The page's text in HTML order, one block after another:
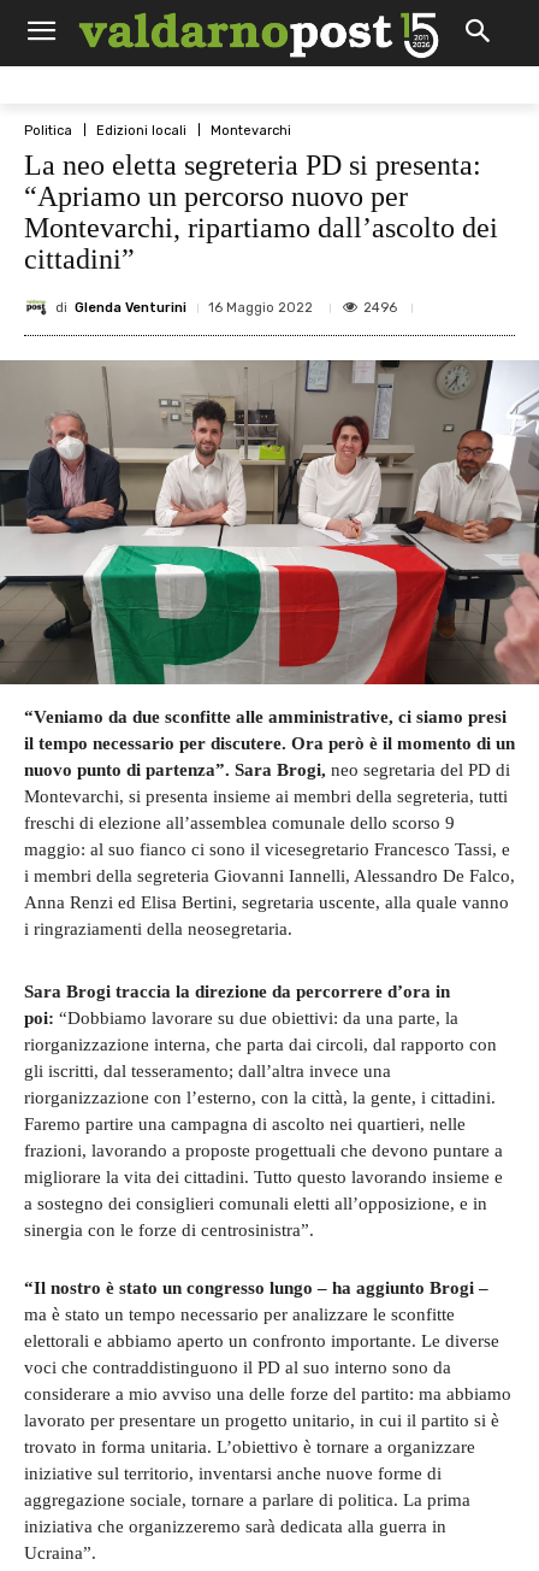
Politica Edizioni locali Montevarchi
La neo eletta segreteria PD si presenta:
“Apriamo un percorso nuovo per
Montevarchi, ripartiamo dall’ascolto dei
cittadini”
di Glenda Venturini 16 Maggio 2022 2496
“Veniamo da due sconfitte alle amministrative, ci siamo presi
il tempo necessario per discutere. Ora però è il momento di un
nuovo punto di partenza”. Sara Brogi, neo segretaria del PD di
Montevarchi, si presenta insieme ai membri della segreteria, tutti
freschi di elezione all’assemblea comunale dello scorso 9
maggio: al suo fianco ci sono il vicesegretario Francesco Tassi, e
i membri della segreteria Giovanni Iannelli, Alessandro De Falco,
Anna Renzi ed Elisa Bertini, segretaria uscente, alla quale vanno
i ringraziamenti della neosegretaria.
Sara Brogi traccia la direzione da percorrere d’ora in
poi: “Dobbiamo lavorare su due obiettivi: da una parte, la
riorganizzazione interna, che parta dai circoli, dal rapporto con
gli iscritti, dal tesseramento; dall’altra invece una
riorganizzazione con l’esterno, con la città, la gente, i cittadini.
Faremo partire una campagna di ascolto nei quartieri, nelle
frazioni, lavorando a proposte progettuali che devono puntare a
migliorare la vita dei cittadini. Tutto questo lavorando insieme e
a sostegno dei consiglieri comunali eletti all’opposizione, e in
sinergia con le forze di centrosinistra”.
“Il nostro è stato un congresso lungo – ha aggiunto Brogi –
ma è stato un tempo necessario per analizzare le sconfitte
elettorali e abbiamo aperto un confronto importante. Le diverse
voci che contraddistinguono il PD al suo interno sono da
considerare a mio avviso una delle forze del partito: ma abbiamo
lavorato per presentare un progetto unitario, in cui il partito si è
trovato in forma unitaria. L’obiettivo è tornare a organizzare
iniziative sul territorio, inventarsi anche nuove forme di
aggregazione sociale, tornare a parlare di politica. La prima
iniziativa che organizzeremo sarà dedicata alla guerra in
Ucraina”.